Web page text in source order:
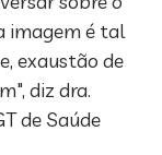
imagem é tal
exaustão de
diz dra.
de Saúde